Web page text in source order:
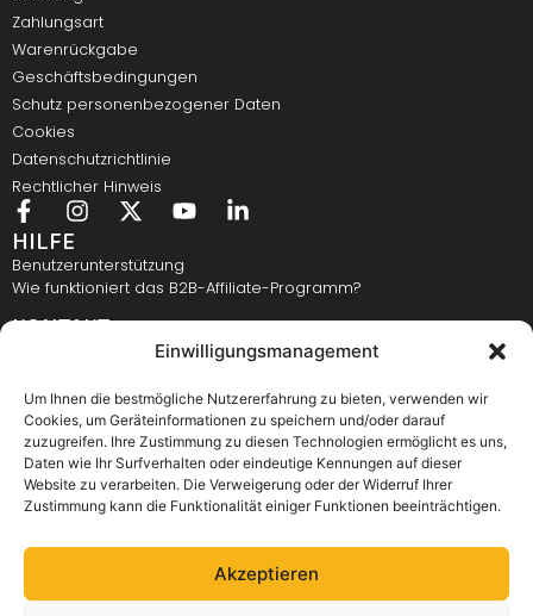
Einwilligungsmanagement
Um Ihnen die bestmögliche Nutzererfahrung zu bieten, verwenden wir
Cookies, um Geräteinformationen zu speichern und/oder darauf
zuzugreifen. Ihre Zustimmung zu diesen Technologien ermöglicht es uns,
Daten wie Ihr Surfverhalten oder eindeutige Kennungen auf dieser
Website zu verarbeiten. Die Verweigerung oder der Widerruf Ihrer
Zustimmung kann die Funktionalität einiger Funktionen beeinträchtigen.
Akzeptieren
Zahlungsart
Warenrückgabe
Geschäftsbedingungen
Schutz personenbezogener Daten
Cookies
Datenschutzrichtlinie
Rechtlicher Hinweis
HILFE
Benutzerunterstützung
Wie funktioniert das B2B-Affiliate-Programm?
KONTAKT
Elastomeri d.o.o., Bežigrajska 4, 3000 Celje
Kontaktnummer:+386 3 428 28 28
E-BENACHRICHTIGUNG